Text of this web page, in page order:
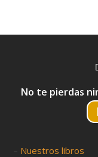
No te pierdas
– Nuestros libros